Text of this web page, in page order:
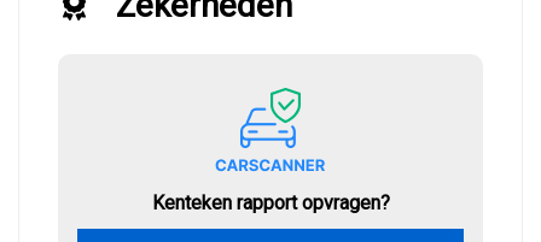
Kenteken rapport opvragen?